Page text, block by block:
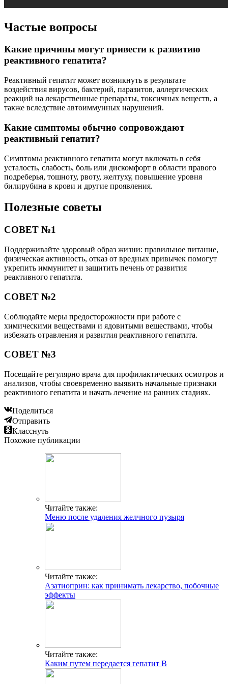
Частые вопросы
Какие причины могут привести к развитию
реактивного гепатита?
Реактивный гепатит может возникнуть в результате
воздействия вирусов, бактерий, паразитов, аллергических
реакций на лекарственные препараты, токсичных веществ, а
также вследствие автоиммунных нарушений.
Какие симптомы обычно сопровождают
реактивный гепатит?
Симптомы реактивного гепатита могут включать в себя
усталость, слабость, боль или дискомфорт в области правого
подреберья, тошноту, рвоту, желтуху, повышение уровня
билирубина в крови и другие проявления.
Полезные советы
СОВЕТ №1
Поддерживайте здоровый образ жизни: правильное питание,
физическая активность, отказ от вредных привычек помогут
укрепить иммунитет и защитить печень от развития
реактивного гепатита.
СОВЕТ №2
Соблюдайте меры предосторожности при работе с
химическими веществами и ядовитыми веществами, чтобы
избежать отравления и развития реактивного гепатита.
СОВЕТ №3
Посещайте регулярно врача для профилактических осмотров и
анализов, чтобы своевременно выявить начальные признаки
реактивного гепатита и начать лечение на ранних стадиях.
Поделиться
Отправить
Класснуть
Похожие публикации
Читайте также:
Меню после удаления желчного пузыря
Читайте также:
Азатиоприн: как принимать лекарство, побочные
эффекты
Читайте также:
Каким путем передается гепатит В